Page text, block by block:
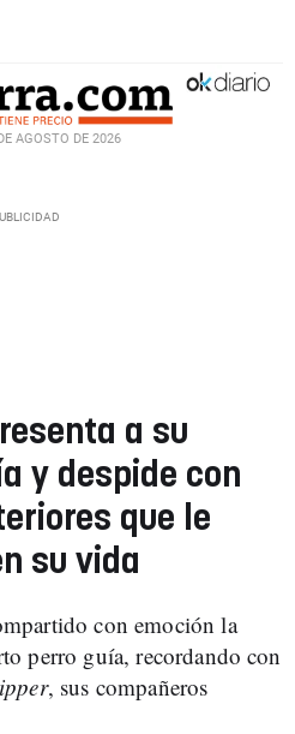
AGOSTO DE 2026
a su
y despide con
que le
su vida
con emoción la
perro guía, recordando con
, sus compañeros